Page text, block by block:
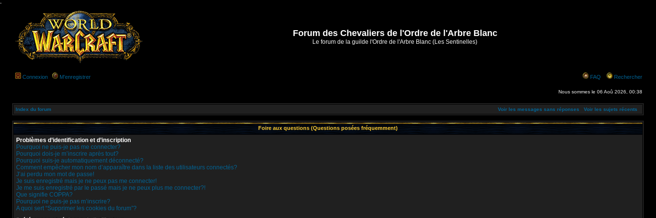
-
Forum des Chevaliers de l'Ordre de l'Arbre Blanc
Le forum de la guilde l'Ordre de l'Arbre Blanc (Les Sentinelles)
Connexion M’enregistrer FAQ Rechercher
Nous sommes le 06 Aoû 2026, 00:38
Index du forum Voir les messages sans réponses Voir les sujets récents
Foire aux questions (Questions posées fréquemment)
Problèmes d’identification et d’inscription
Pourquoi ne puis-je pas me connecter?
Pourquoi dois-je m’inscrire après tout?
Pourquoi suis-je automatiquement déconnecté?
Comment empêcher mon nom d’apparaître dans la liste des utilisateurs connectés?
J’ai perdu mon mot de passe!
Je suis enregistré mais je ne peux pas me connecter!
Je me suis enregistré par le passé mais je ne peux plus me connecter?!
Que signifie COPPA?
Pourquoi ne puis-je pas m’inscrire?
A quoi sert “Supprimer les cookies du forum”?